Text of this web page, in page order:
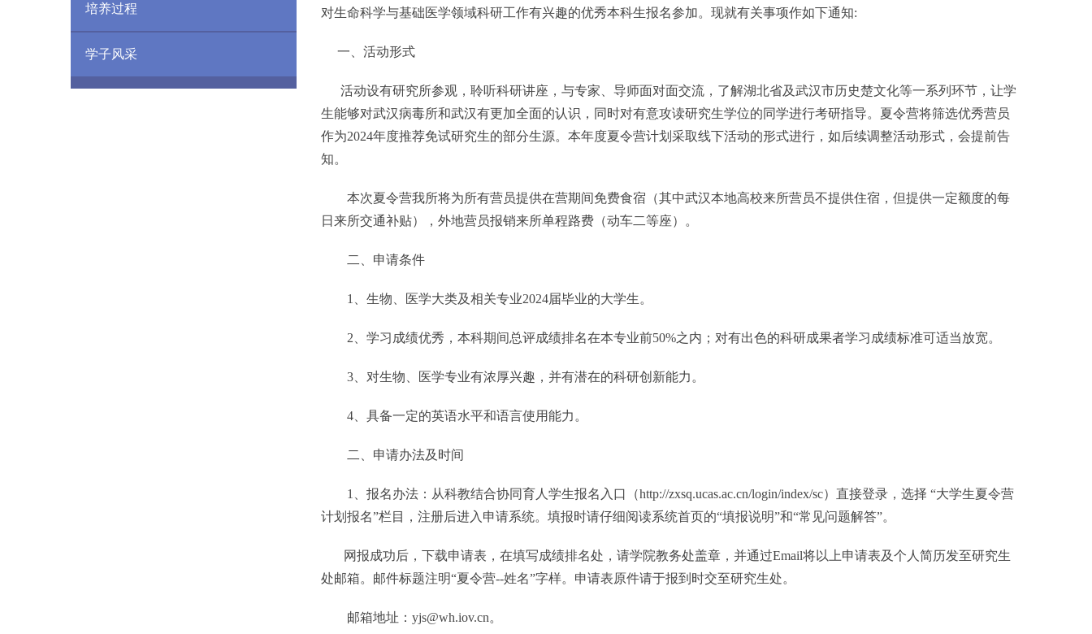
培养过程
学子风采
对生命科学与基础医学领域科研工作有兴趣的优秀本科生报名参加。现就有关事项作如下通知:
一、活动形式
活动设有研究所参观，聆听科研讲座，与专家、导师面对面交流，了解湖北省及武汉市历史楚文化等一系列环节，让学
生能够对武汉病毒所和武汉有更加全面的认识，同时对有意攻读研究生学位的同学进行考研指导。夏令营将筛选优秀营员
作为2024年度推荐免试研究生的部分生源。本年度夏令营计划采取线下活动的形式进行，如后续调整活动形式，会提前告
知。
本次夏令营我所将为所有营员提供在营期间免费食宿（其中武汉本地高校来所营员不提供住宿，但提供一定额度的每
日来所交通补贴），外地营员报销来所单程路费（动车二等座）。
二、申请条件
1、生物、医学大类及相关专业2024届毕业的大学生。
2、学习成绩优秀，本科期间总评成绩排名在本专业前50%之内；对有出色的科研成果者学习成绩标准可适当放宽。
3、对生物、医学专业有浓厚兴趣，并有潜在的科研创新能力。
4、具备一定的英语水平和语言使用能力。
二、申请办法及时间
1、报名办法：从科教结合协同育人学生报名入口（http://zxsq.ucas.ac.cn/login/index/sc）直接登录，选择 “大学生夏令营
计划报名”栏目，注册后进入申请系统。填报时请仔细阅读系统首页的“填报说明”和“常见问题解答”。
网报成功后，下载申请表，在填写成绩排名处，请学院教务处盖章，并通过Email将以上申请表及个人简历发至研究生
处邮箱。邮件标题注明“夏令营--姓名”字样。申请表原件请于报到时交至研究生处。
邮箱地址：yjs@wh.iov.cn。